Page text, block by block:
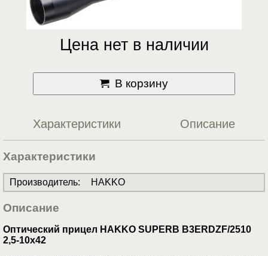
Цена нет в наличии
В корзину
Характеристики Описание
Характеристики
Производитель: HAKKO
Описание
Оптический прицел HAKKO SUPERB B3ERDZF/2510
2,5-10x42